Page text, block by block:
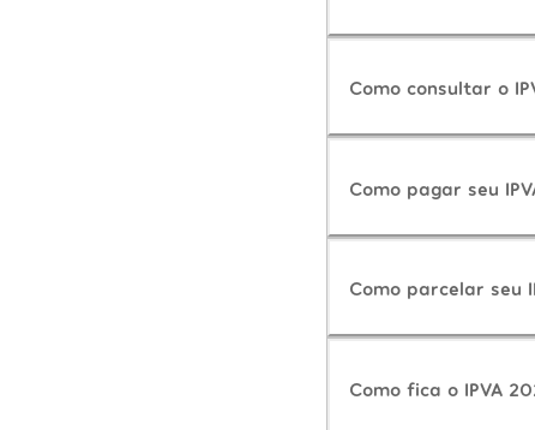
Como consultar o
Como pagar seu
Como parcelar seu
Como fica o IPVA